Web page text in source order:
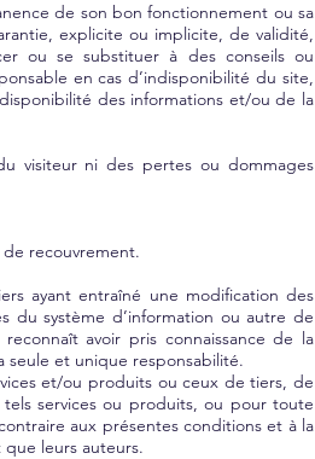
de son bon fonctionnement ou sa
explicite ou implicite, de validité,
ou se substituer à des conseils ou
en cas d’indisponibilité du site,
des informations et/ou de la
visiteur ni des pertes ou dommages
recouvrement.
ayant entraîné une modification des
du système d’information ou autre de
avoir pris connaissance de la
seule et unique responsabilité.
et/ou produits ou ceux de tiers, de
services ou produits, ou pour toute
aux présentes conditions et à la
leurs auteurs.